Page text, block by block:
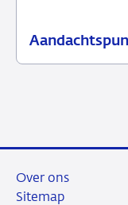
Over ons
Sitemap